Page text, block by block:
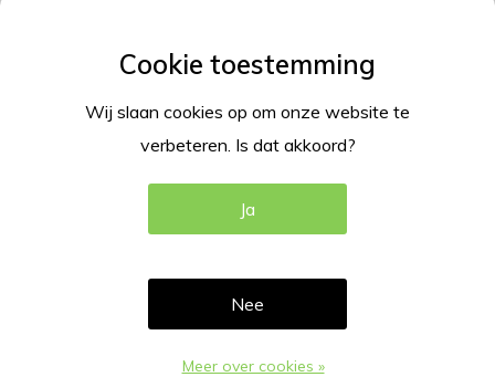
Dit stoepbord A-bord is geheel in het zwart uitgevoerd, en
Specificatie
Incl. UV anti reflex beschermfolie;
32mm klikprofiel;
De hoeken zijn verstek gezaagd;
Wij slaan cookies op om onze website te
verbeteren. Is dat akkoord?
Ja
Nee
Meer over cookies »